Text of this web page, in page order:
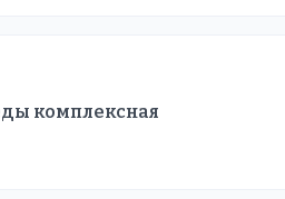
комплексная